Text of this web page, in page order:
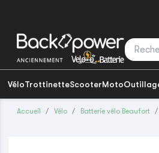
VéloTrottinetteScooterMoto
Accueil Vélo Batterie vélo Beaufort